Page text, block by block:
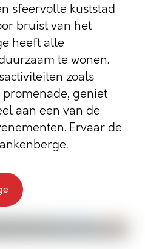
sfeervolle kuststad
bruist van het
heeft alle
te wonen.
zoals
geniet
aan een van de
Ervaar de